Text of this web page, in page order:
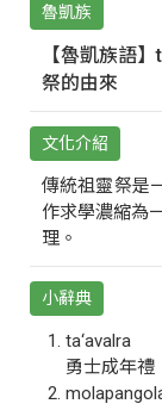
魯凱族
【魯凱族語
祭的由來
文化介紹
傳統祖靈祭是
作求學濃縮為
理。
小辭典
ta‘avalra
勇士成年禮